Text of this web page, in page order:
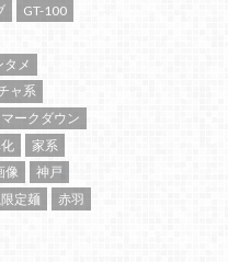
GT-100
タメ
ャ系
マークダウン
家系
像
神戸
定麺
赤羽